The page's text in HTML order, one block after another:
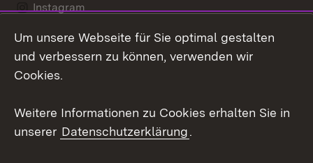
Instagram
LinkedIn
Um unsere Webseite für Sie optimal gestalten
und verbessern zu können, verwenden wir
Cookies.
Weitere Informationen zu Cookies erhalten Sie in
unserer Datenschutzerklärung.